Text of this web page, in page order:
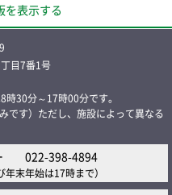
を表示する
目7番1号
30分～17時00分です。
です）ただし、施設によって異なる
022-398-4894
年末年始は17時まで）